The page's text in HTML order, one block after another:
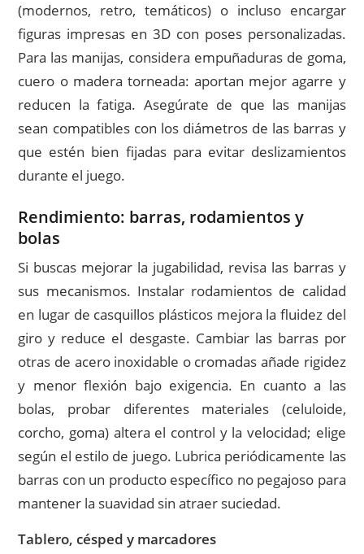
(modernos, retro, temáticos) o incluso encargar
figuras impresas en 3D con poses personalizadas.
Para las manijas, considera empuñaduras de goma,
cuero o madera torneada: aportan mejor agarre y
reducen la fatiga. Asegúrate de que las manijas
sean compatibles con los diámetros de las barras y
que estén bien fijadas para evitar deslizamientos
durante el juego.
Rendimiento: barras, rodamientos y
bolas
Si buscas mejorar la jugabilidad, revisa las barras y
sus mecanismos. Instalar rodamientos de calidad
en lugar de casquillos plásticos mejora la fluidez del
giro y reduce el desgaste. Cambiar las barras por
otras de acero inoxidable o cromadas añade rigidez
y menor flexión bajo exigencia. En cuanto a las
bolas, probar diferentes materiales (celuloide,
corcho, goma) altera el control y la velocidad; elige
según el estilo de juego. Lubrica periódicamente las
barras con un producto específico no pegajoso para
mantener la suavidad sin atraer suciedad.
Tablero, césped y marcadores